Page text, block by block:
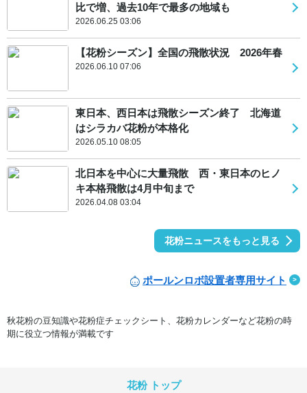
比で増、過去10年で最多の地域も
2026.06.25 03:06
【花粉シーズン】全国の飛散状況 2026年春
2026.06.10 07:06
東日本、西日本は飛散シーズン終了 北海道
はシラカバ花粉が本格化
2026.05.10 08:05
北日本を中心に大量飛散 西・東日本のヒノ
キ本格飛散は4月中旬まで
2026.04.08 03:04
花粉ニュースをもっと見る
ポールンロボ設置者専用サイト
秋花粉の豆知識や花粉症チェックシート、花粉カレンダーなど花粉の時
期に役立つ情報が満載です
花粉 トップ